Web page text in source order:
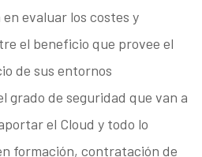
evaluar los costes y
el beneficio que provee el
de sus entornos
grado de seguridad que van a
el Cloud y todo lo
formación, contratación de